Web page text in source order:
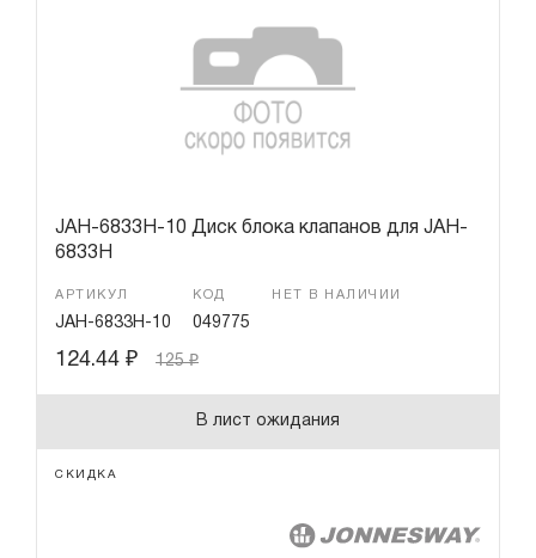
JAH-6833H-10 Диск блока клапанов для JAH-
6833H
АРТИКУЛ
JAH-6833H-10
КОД
049775
НЕТ В НАЛИЧИИ
124.44 ₽ 125₽
В лист ожидания
СКИДКА